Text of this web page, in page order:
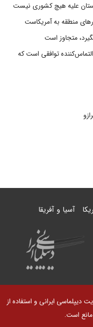
علیه هیچ کشوری نیست
منطقه به آمریکاست
متجاوز است
توافقی است که
آسیا و آفریقا
ایرانی و استفاده از
مانع است.